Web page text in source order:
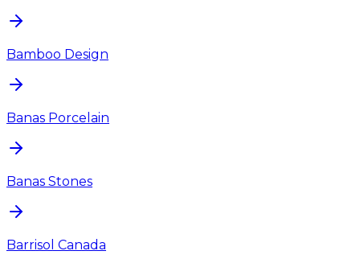
Bamboo Design
Banas Porcelain
Banas Stones
Barrisol Canada